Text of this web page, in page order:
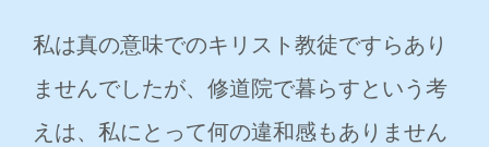
私は真の意味でのキリスト教徒ですらあり
ませんでしたが、修道院で暮らすという考
えは、私にとって何の違和感もありません